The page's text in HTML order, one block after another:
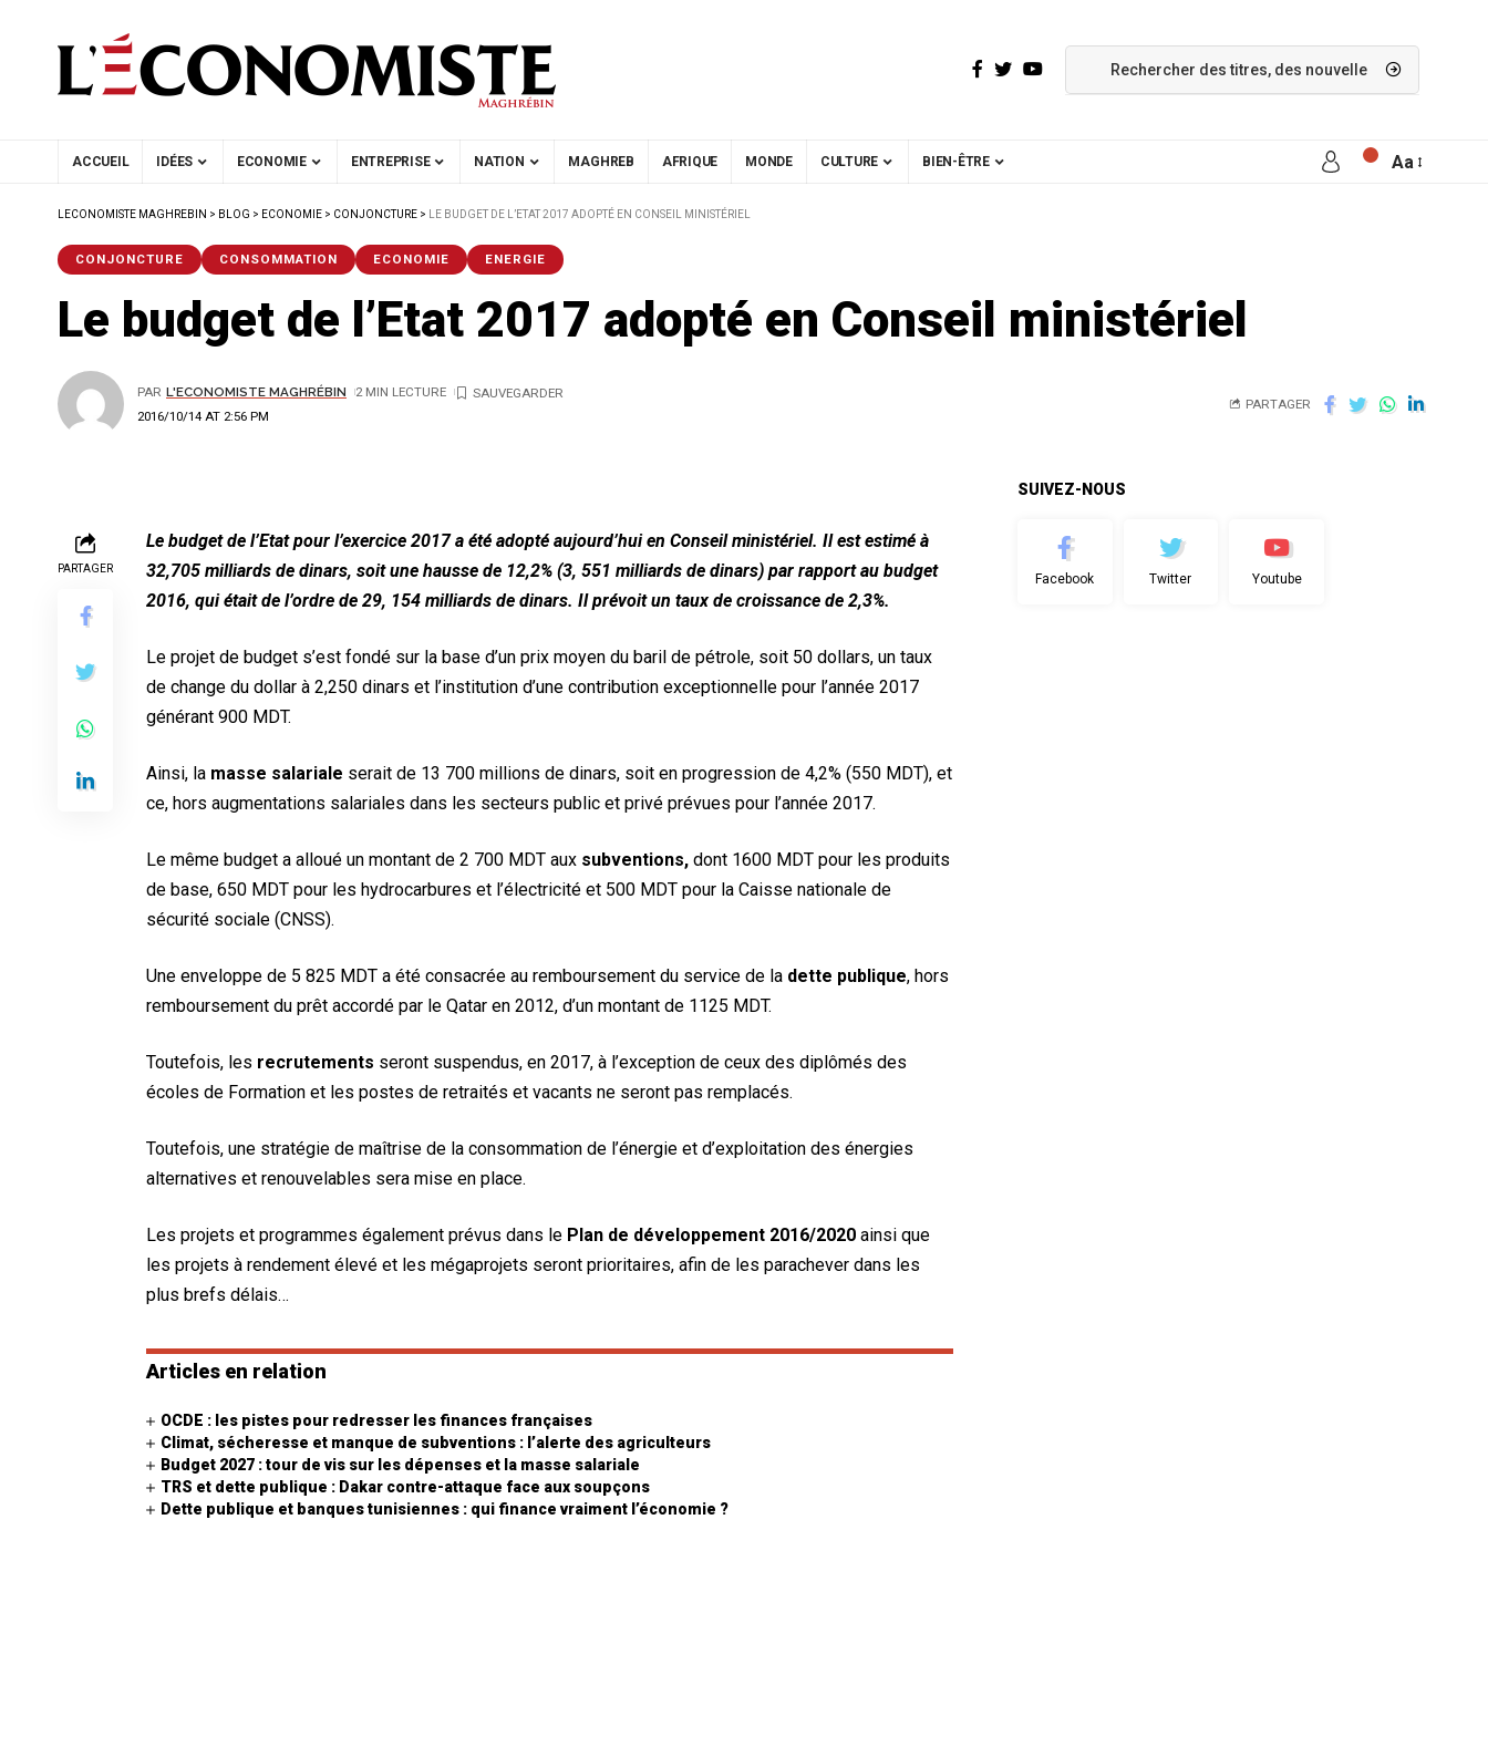
ACCUEIL IDÉES ECONOMIE ENTREPRISE NATION MAGHREB AFRIQUE MONDE CULTURE BIEN-ÊTRE Aa
LECONOMISTE MAGHREBIN > BLOG > ECONOMIE > CONJONCTURE > LE BUDGET DE L’ETAT 2017 ADOPTÉ EN CONSEIL MINISTÉRIEL
CONJONCTURE CONSOMMATION ECONOMIE ENERGIE
Le budget de l’Etat 2017 adopté en Conseil ministériel
2016/10/14 AT 2:56 PM
PAR L'ECONOMISTE MAGHRÉBIN 2 MIN LECTURE
PARTAGER
PARTAGER
Le budget de l’Etat pour l’exercice 2017 a été adopté aujourd’hui en Conseil ministériel. Il est estimé à
32,705 milliards de dinars, soit une hausse de 12,2% (3, 551 milliards de dinars) par rapport au budget
2016, qui était de l’ordre de 29, 154 milliards de dinars. Il prévoit un taux de croissance de 2,3%.
Le projet de budget s’est fondé sur la base d’un prix moyen du baril de pétrole, soit 50 dollars, un taux
de change du dollar à 2,250 dinars et l’institution d’une contribution exceptionnelle pour l’année 2017
générant 900 MDT.
Ainsi, la masse salariale serait de 13 700 millions de dinars, soit en progression de 4,2% (550 MDT), et
ce, hors augmentations salariales dans les secteurs public et privé prévues pour l’année 2017.
Le même budget a alloué un montant de 2 700 MDT aux subventions, dont 1600 MDT pour les produits
de base, 650 MDT pour les hydrocarbures et l’électricité et 500 MDT pour la Caisse nationale de
sécurité sociale (CNSS).
Une enveloppe de 5 825 MDT a été consacrée au remboursement du service de la dette publique, hors
remboursement du prêt accordé par le Qatar en 2012, d’un montant de 1125 MDT.
Toutefois, les recrutements seront suspendus, en 2017, à l’exception de ceux des diplômés des
écoles de Formation et les postes de retraités et vacants ne seront pas remplacés.
Toutefois, une stratégie de maîtrise de la consommation de l’énergie et d’exploitation des énergies
alternatives et renouvelables sera mise en place.
Les projets et programmes également prévus dans le Plan de développement 2016/2020 ainsi que
les projets à rendement élevé et les mégaprojets seront prioritaires, afin de les parachever dans les
plus brefs délais…
Articles en relation
OCDE : les pistes pour redresser les finances françaises
Climat, sécheresse et manque de subventions : l’alerte des agriculteurs
Budget 2027 : tour de vis sur les dépenses et la masse salariale
TRS et dette publique : Dakar contre-attaque face aux soupçons
Dette publique et banques tunisiennes : qui finance vraiment l’économie ?
SUIVEZ-NOUS
Facebook Twitter Youtube